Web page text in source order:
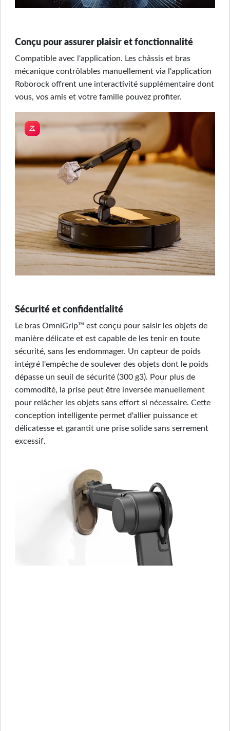
Conçu pour assurer plaisir et fonctionnalité
Compatible avec l'application. Les châssis et bras
mécanique contrôlables manuellement via l'application
Roborock offrent une interactivité supplémentaire dont
vous, vos amis et votre famille pouvez profiter.
Sécurité et confidentialité
Le bras OmniGrip™ est conçu pour saisir les objets de
manière délicate et est capable de les tenir en toute
sécurité, sans les endommager. Un capteur de poids
intégré l'empêche de soulever des objets dont le poids
dépasse un seuil de sécurité (300 g3). Pour plus de
commodité, la prise peut être inversée manuellement
pour relâcher les objets sans effort si nécessaire. Cette
conception intelligente permet d'allier puissance et
délicatesse et garantit une prise solide sans serrement
excessif.